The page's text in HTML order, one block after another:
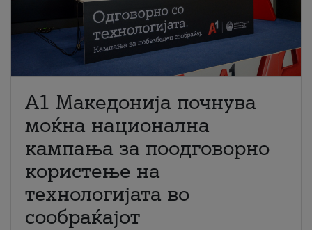
A1 Македонија почнува
моќна национална
кампања за поодговорно
користење на
технологијата во
сообраќајот